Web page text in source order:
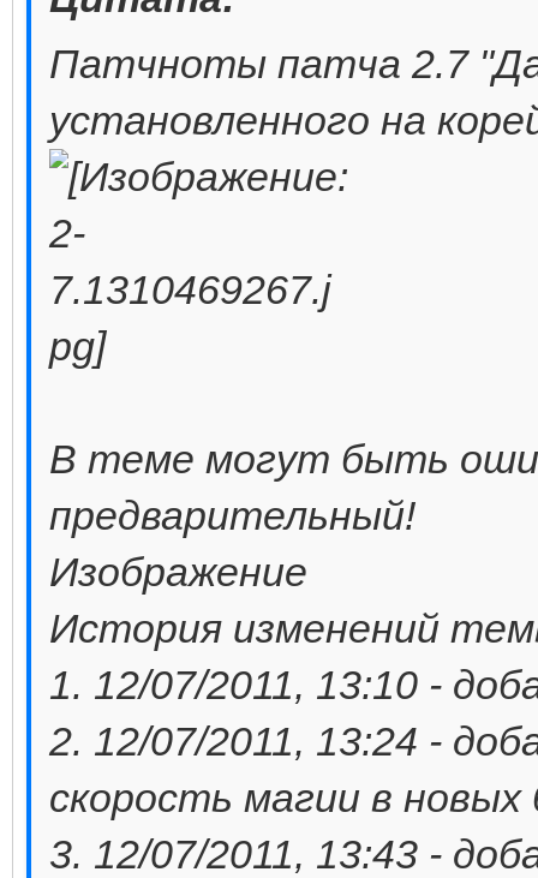
Патчноты патча 2.7
установленного на
В теме могут быть
предварительный!
Изображение
История изменений
1. 12/07/2011, 13:10 -
2. 12/07/2011, 13:24 -
скорость магии в
3. 12/07/2011, 13:43 -